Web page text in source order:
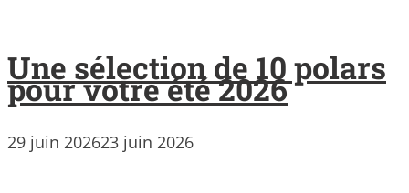
Une sélection de 10 polars
pour votre été 2026
29 juin 202623 juin 2026